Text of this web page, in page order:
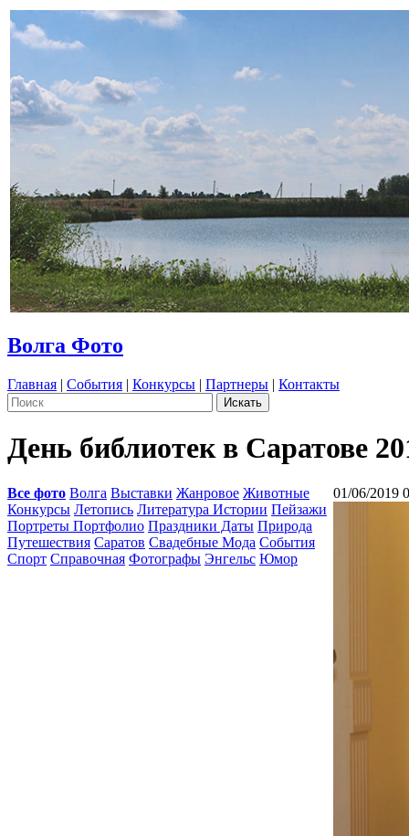
Волга Фото
Главная | События | Конкурсы | Партнеры | Контакты
День библиотек в Саратове
Все фото Волга Выставки Жанровое Животные
Конкурсы Летопись Литература Истории Пейзажи
Портреты Портфолио Праздники Даты Природа
Путешествия Саратов Свадебные Мода События
Спорт Справочная Фотографы Энгельс Юмор
01/06/2019